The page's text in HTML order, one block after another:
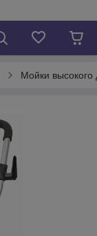
Мойки высокого